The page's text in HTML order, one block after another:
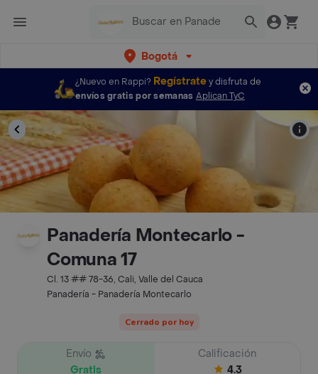
Bogotá
¿Nuevo en Rappi? Regístratey disfruta de
envíos gratis por semanas Aplican TyC
Panadería Montecarlo -
Comuna 17
Cl. 13 ## 78-36, Cali, Valle del Cauca
Panadería - Panadería Montecarlo
Cerrado por hoy
Envío
Gratis
Calificación
4.3